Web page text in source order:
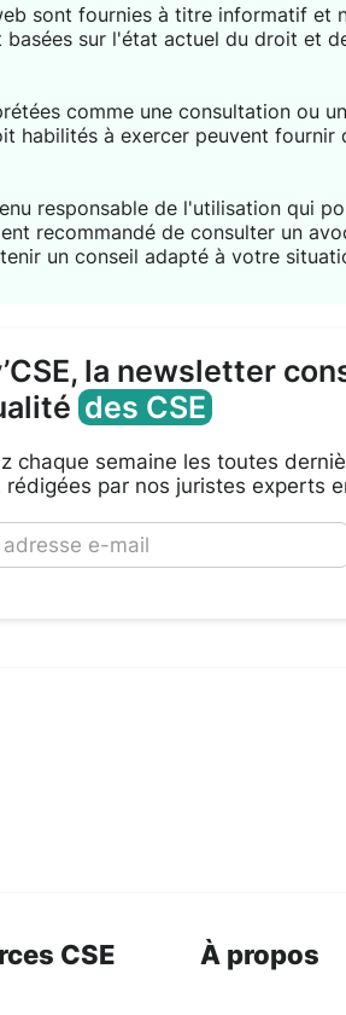
sont fournies à titre informatif et
basées sur l'état actuel du droit et
comme une consultation ou
habilités à exercer peuvent fournir
responsable de l'utilisation qui
recommandé de consulter un
un conseil adapté à votre
la newsletter
des CSE
chaque semaine les toutes
rédigées par nos juristes experts
CSE À propos